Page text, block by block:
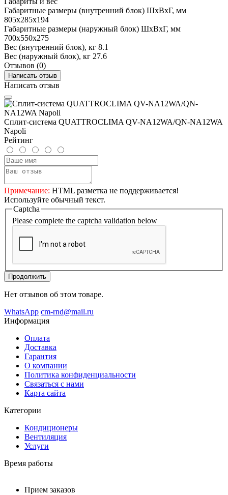
Габаритные размеры (внутренний блок) ШхВхГ, мм
805x285x194
Габаритные размеры (наружный блок) ШхВхГ, мм
700x550x275
Вес (внутренний блок), кг 8.1
Вес (наружный блок), кг 27.6
Отзывов (0)
Написать отзыв
Написать отзыв
Сплит-система QUATTROCLIMA QV-NA12WA/QN-NA12WA
Napoli
Рейтинг
Примечание: HTML разметка не поддерживается!
Используйте обычный текст.
Captcha
Please complete the captcha validation below
Продолжить
Нет отзывов об этом товаре.
WhatsApp cm-rnd@mail.ru
Информация
Оплата
Доставка
Гарантия
О компании
Политика конфиденциальности
Связаться с нами
Карта сайта
Категории
Кондиционеры
Вентиляция
Услуги
Время работы
Прием заказов